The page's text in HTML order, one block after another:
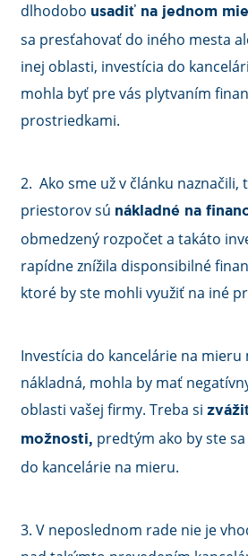
dlhodobo usadiť na jednom
sa presťahovať do iného mesta
inej oblasti, investícia do
mohla byť pre vás plytvaním
prostriedkami.
2. Ako sme už v článku naznačili,
priestorov sú nákladné na
obmedzený rozpočet a takáto
rapídne znížila disponsibilné
ktoré by ste mohli využiť na iné
Investícia do kancelárie na mieru
nákladná, mohla by mať
oblasti vašej firmy. Treba si
možnosti, predtým ako by ste
do kancelárie na mieru.
3. V neposlednom rade nie je